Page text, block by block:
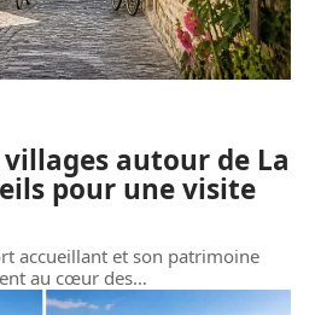
autour de La
pour une visite
accueillant et son patrimoine
au cœur des…